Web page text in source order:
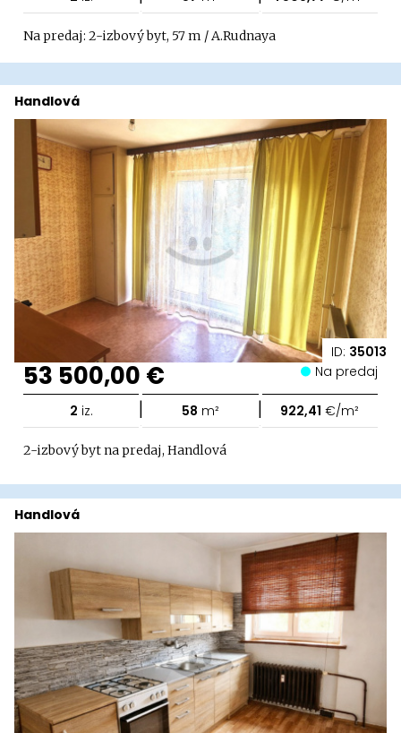
Na predaj: 2-izbový byt, 57 m / A.Rudnaya
ID: 35013
Handlová
53 500,00 € Na predaj
2 iz. | 58 m² | 922,41 €/m²
2-izbový byt na predaj, Handlová
Handlová